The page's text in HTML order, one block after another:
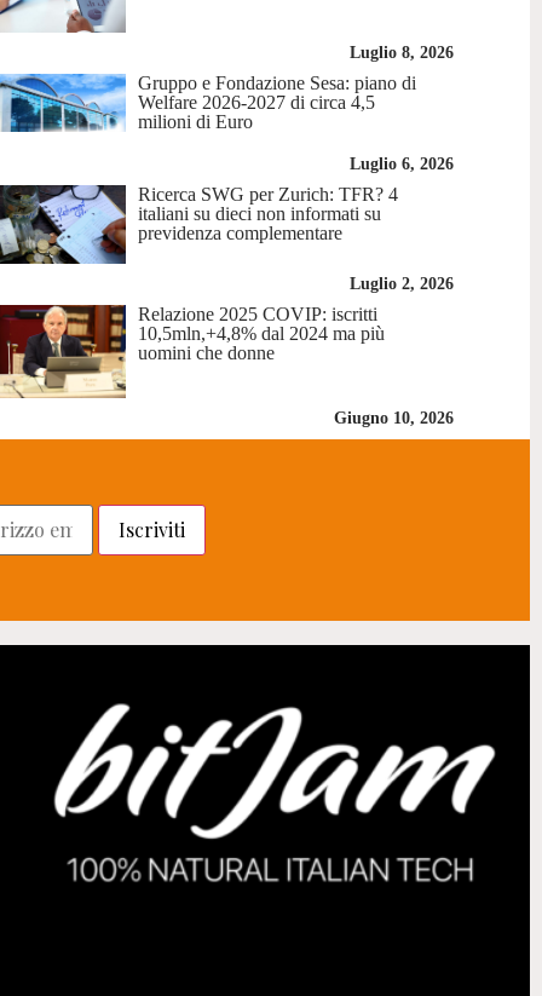
Luglio 8, 2026
Gruppo e Fondazione Sesa: piano di
Welfare 2026-2027 di circa 4,5
milioni di Euro
Luglio 6, 2026
Ricerca SWG per Zurich: TFR? 4
italiani su dieci non informati su
previdenza complementare
Luglio 2, 2026
Relazione 2025 COVIP: iscritti
10,5mln,+4,8% dal 2024 ma più
uomini che donne
Giugno 10, 2026